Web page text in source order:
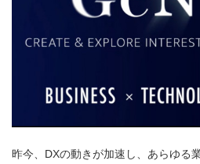
昨今、DXの動きが加速し、あらゆる